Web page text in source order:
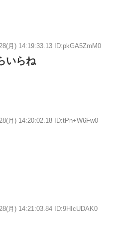
月) 14:19:33.13 ID:pkGA5ZmM0
いらね
月) 14:20:02.18 ID:tPn+W6Fw0
月) 14:21:03.84 ID:9HIcUDAK0